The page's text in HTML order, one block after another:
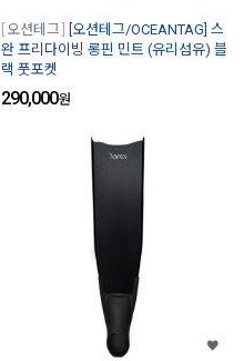
오션테그
[오션테그/OCEANTAG] 스
완 프리다이빙 롱핀 민트 (유리섬유) 블
랙 풋포켓
290,000원